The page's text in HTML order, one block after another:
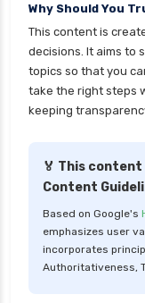
health
health
health
health
health
health
health
health
how health
Why Should You
This content is
decisions. It aims to
topics so that you
take the right steps
keeping
🏅 This
Content
Based on Google's
emphasizes user
incorporates
Authoritativeness,